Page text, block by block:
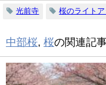
光前寺 桜のライト
中部桜, 桜の関連記